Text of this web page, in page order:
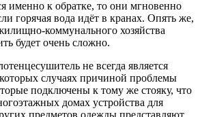
именно к обратке, то они мгновенно
горячая вода идёт в кранах. Опять же,
коммунального хозяйства
будет очень сложно.
не всегда является
случаях причиной проблемы
подключены к тому же стояку, что
домах устройства для
предметов одежды представляют